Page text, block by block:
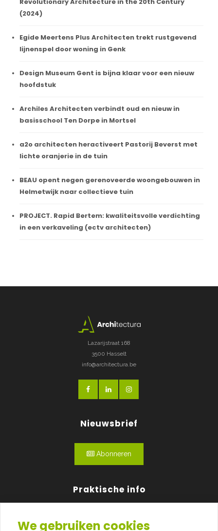
Revolutionary Architecture in the 20th Century
(2024)
Egide Meertens Plus Architecten trekt rustgevend
lijnenspel door woning in Genk
Design Museum Gent is bijna klaar voor een nieuw
hoofdstuk
Archiles Architecten verbindt oud en nieuw in
basisschool Ten Dorpe in Mortsel
a2o architecten heractiveert Pastorij Beverst met
lichte oranjerie in de tuin
BEAU opent negen gerenoveerde woongebouwen in
Helmetwijk naar collectieve tuin
PROJECT. Rapid Bertem: kwaliteitsvolle verdichting
in een verkaveling (ectv architecten)
Lazarijstraat 168
3500 Hasselt
info@architectura.be
Nieuwsbrief
Abonneren
Praktische info
We gebruiken cookies